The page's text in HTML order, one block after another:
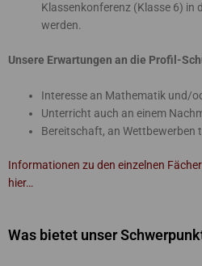
Klassenkonferenz (Klasse 6) in
werden.
Unsere Erwartungen an die Profil-
Interesse an Mathematik und/
Unterricht auch an einem
Bereitschaft, an Wettbewerben
Informationen zu den einzelnen
hier…
Was bietet unser